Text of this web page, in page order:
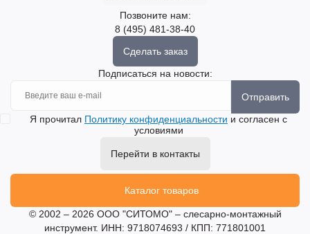
Позвоните нам:
8 (495) 481-38-40
Сделать заказ
Подписаться на новости:
Отправить
Я прочитал Политику конфиденциальности и согласен с
условиями
Перейти в контакты
Каталог товаров
© 2002 – 2026 ООО "СИТОМО" – слесарно-монтажный
инструмент. ИНН: 9718074693 / КПП: 771801001